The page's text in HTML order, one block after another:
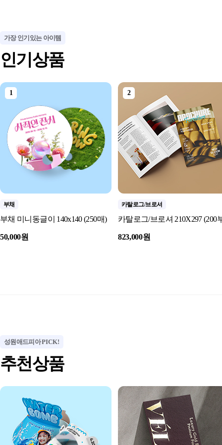
인기상품
가장 인기있는 아이템
1
부채
부채 미니동글이 140x140 (250매)
50,000원
2
카탈로그/브로셔
카탈로그/브로셔 210X297 (200
823,000원
추천상품
성원애드피아PICK!